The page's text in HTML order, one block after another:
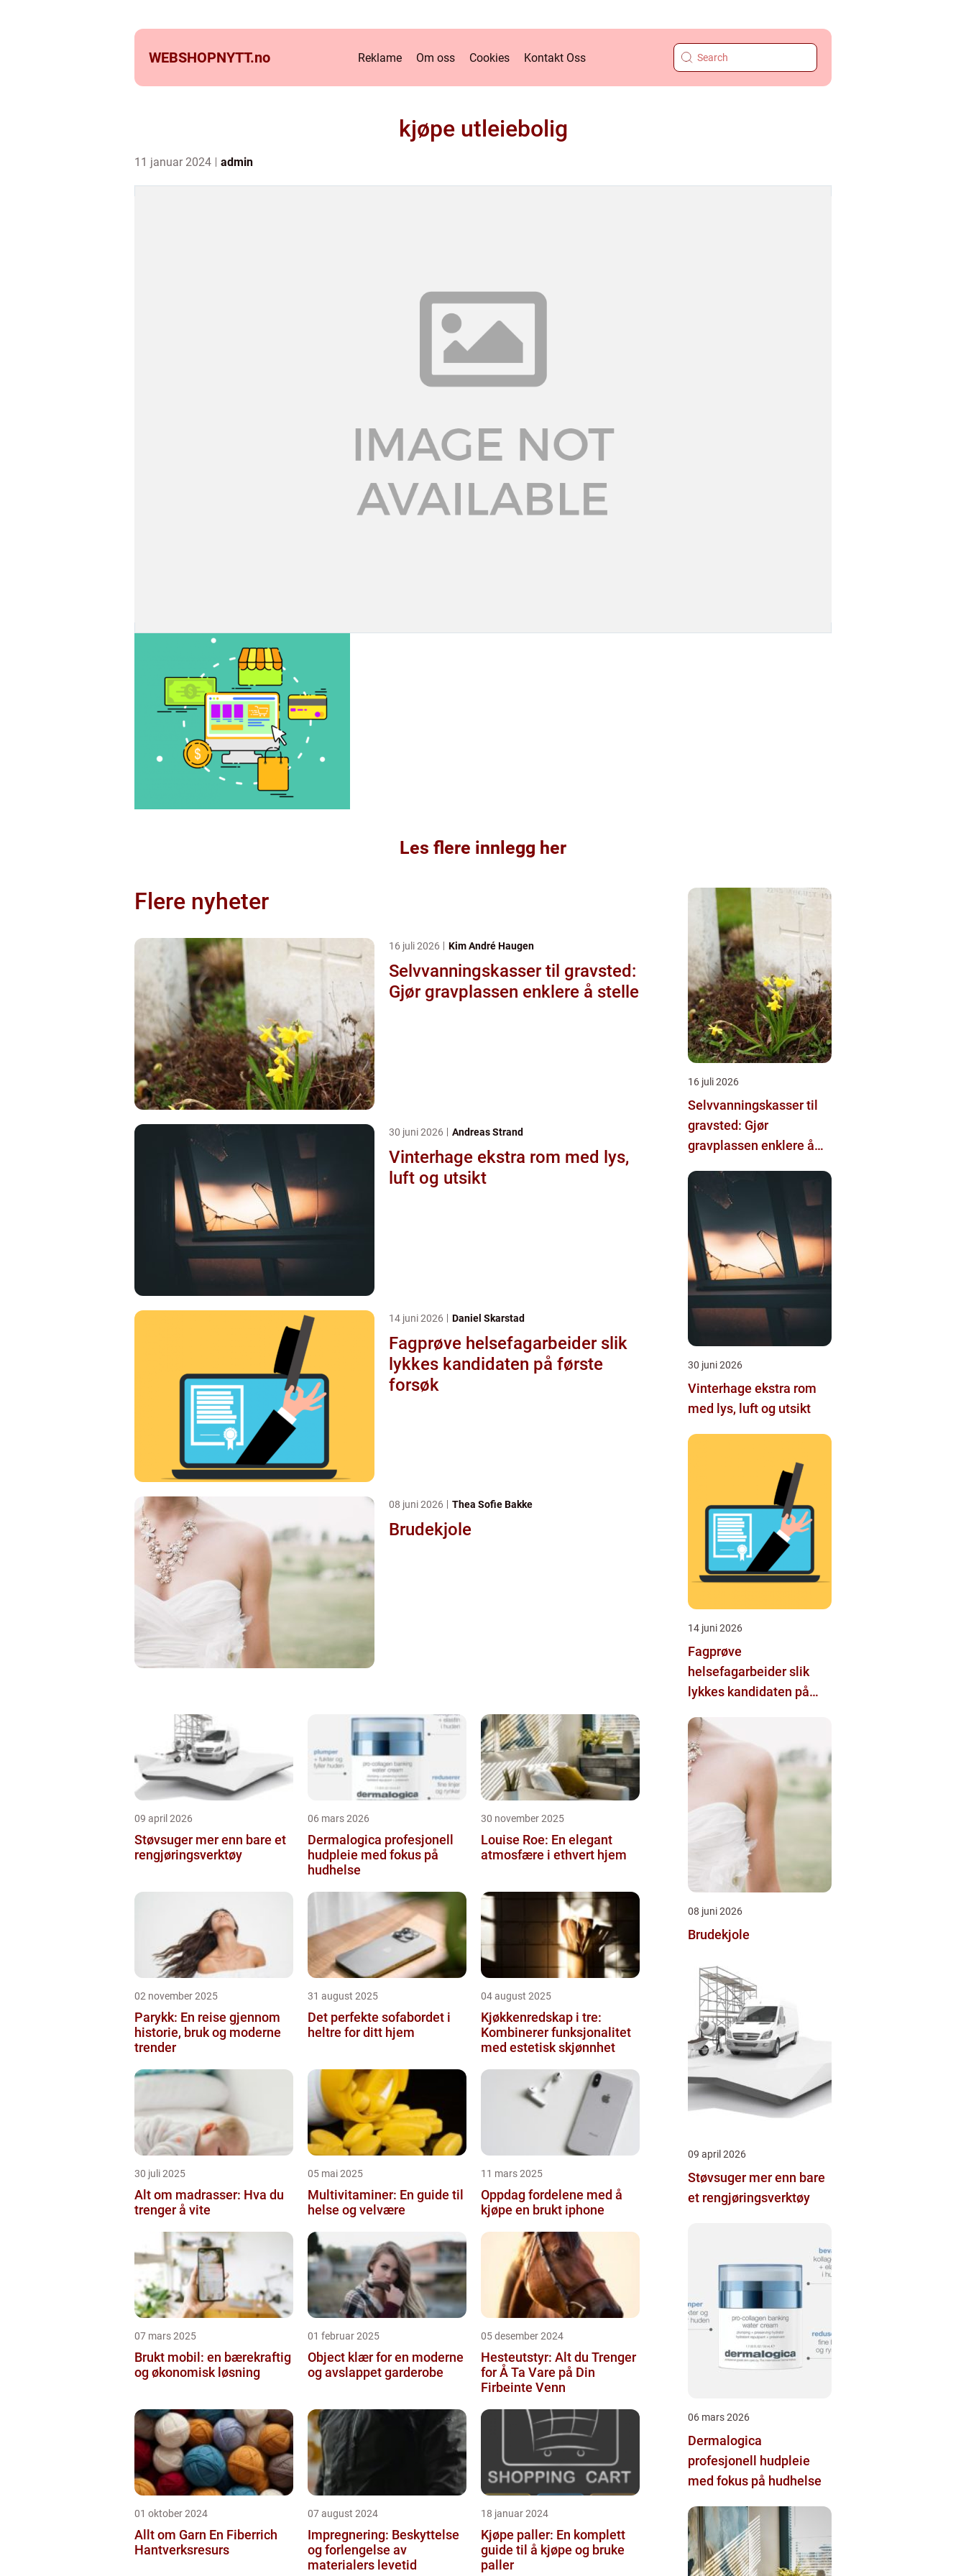
WEBSHOPNYTT.no Reklame Om oss Cookies Kontakt Oss
kjøpe utleiebolig
11 januar 2024 admin
Les flere innlegg her
Flere nyheter
16 juli 2026 Kim André Haugen
Selvvanningskasser til gravsted:
Gjør gravplassen enklere å stelle
30 juni 2026 Andreas Strand
Vinterhage ekstra rom med lys,
luft og utsikt
14 juni 2026 Daniel Skarstad
Fagprøve helsefagarbeider slik
lykkes kandidaten på første
forsøk
08 juni 2026 Thea Sofie Bakke
Brudekjole
09 april 2026
Støvsuger mer enn bare et
rengjøringsverktøy
06 mars 2026
Dermalogica profesjonell
hudpleie med fokus på
hudhelse
30 november 2025
Louise Roe: En elegant
atmosfære i ethvert hjem
02 november 2025
Parykk: En reise gjennom
historie, bruk og moderne
trender
31 august 2025
Det perfekte sofabordet i
heltre for ditt hjem
04 august 2025
Kjøkkenredskap i tre:
Kombinerer funksjonalitet
med estetisk skjønnhet
30 juli 2025
Alt om madrasser: Hva du
trenger å vite
05 mai 2025
Multivitaminer: En guide til
helse og velvære
11 mars 2025
Oppdag fordelene med å
kjøpe en brukt iphone
07 mars 2025
Brukt mobil: en bærekraftig
og økonomisk løsning
01 februar 2025
Object klær for en moderne
og avslappet garderobe
05 desember 2024
Hesteutstyr: Alt du Trenger
for Å Ta Vare på Din
Firbeinte Venn
01 oktober 2024
Allt om Garn En Fiberrich
Hantverksresurs
07 august 2024
Impregnering: Beskyttelse
og forlengelse av
materialers levetid
18 januar 2024
Kjøpe paller: En komplett
guide til å kjøpe og bruke
paller
16 juli 2026
Selvvanningskasser til
gravsted: Gjør
gravplassen enklere å
30 juni 2026
Vinterhage ekstra rom
med lys, luft og utsikt
14 juni 2026
Fagprøve
helsefagarbeider slik
lykkes kandidaten på
08 juni 2026
Brudekjole
09 april 2026
Støvsuger mer enn bare
et rengjøringsverktøy
06 mars 2026
Dermalogica
profesjonell hudpleie
med fokus på hudhelse